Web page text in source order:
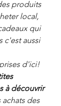
produits
local,
qui
c'est aussi
d'ici!
à découvrir
achats des